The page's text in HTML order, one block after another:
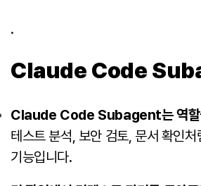
.
Claude Code
Claude Code Subagent는 역할을
테스트 분석, 보안 검토, 문서 확인
기능입니다.